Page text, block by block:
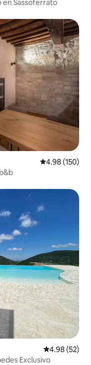
en Sassoferrato
Calificación
4.98 (150)
Calificación
4.98 (52)
Exclusivo